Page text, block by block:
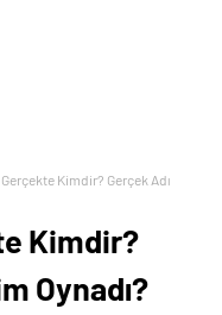
Kimdir? Gerçek Adı
Kimdir?
Oynadı?